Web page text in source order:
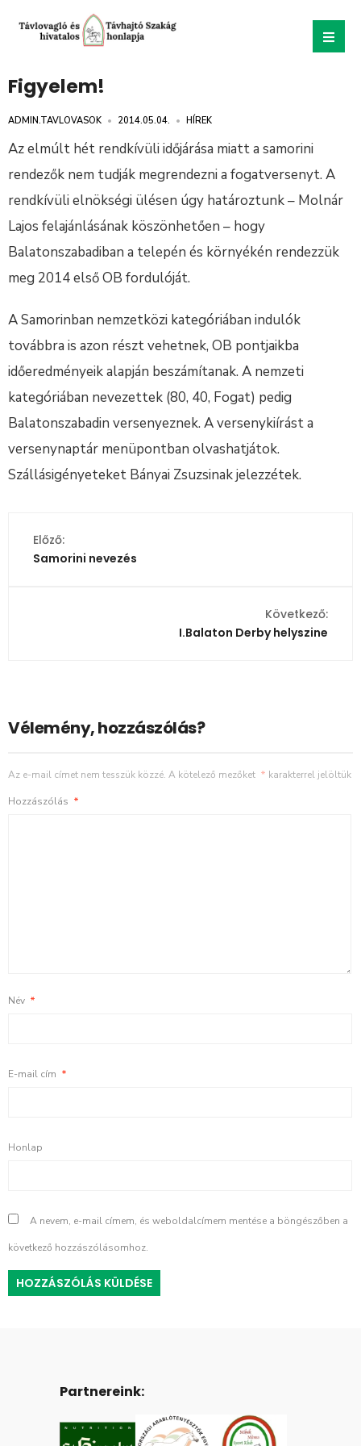
Figyelem!
ADMIN.TAVLOVASOK • 2014.05.04. • HÍREK
Az elmúlt hét rendkívüli időjárása miatt a samorini
rendezők nem tudják megrendezni a fogatversenyt. A
rendkívüli elnökségi ülésen úgy határoztunk – Molnár
Lajos felajánlásának köszönhetően – hogy
Balatonszabadiban a telepén és környékén rendezzük
meg 2014 első OB fordulóját.
A Samorinban nemzetközi kategóriában indulók
továbbra is azon részt vehetnek, OB pontjaikba
időeredményeik alapján beszámítanak. A nemzeti
kategóriában nevezettek (80, 40, Fogat) pedig
Balatonszabadin versenyeznek. A versenykiírást a
versenynaptár menüpontban olvashatjátok.
Szállásigényeteket Bányai Zsuzsinak jelezzétek.
Előző:
Samorini nevezés
Következő:
I.Balaton Derby helyszine
Vélemény, hozzászólás?
Az e-mail címet nem tesszük közzé. A kötelező mezőket * karakterrel jelöltük
Hozzászólás *
Név *
E-mail cím *
Honlap
A nevem, e-mail címem, és weboldalcímem mentése a böngészőben a
következő hozzászólásomhoz.
Partnereink: